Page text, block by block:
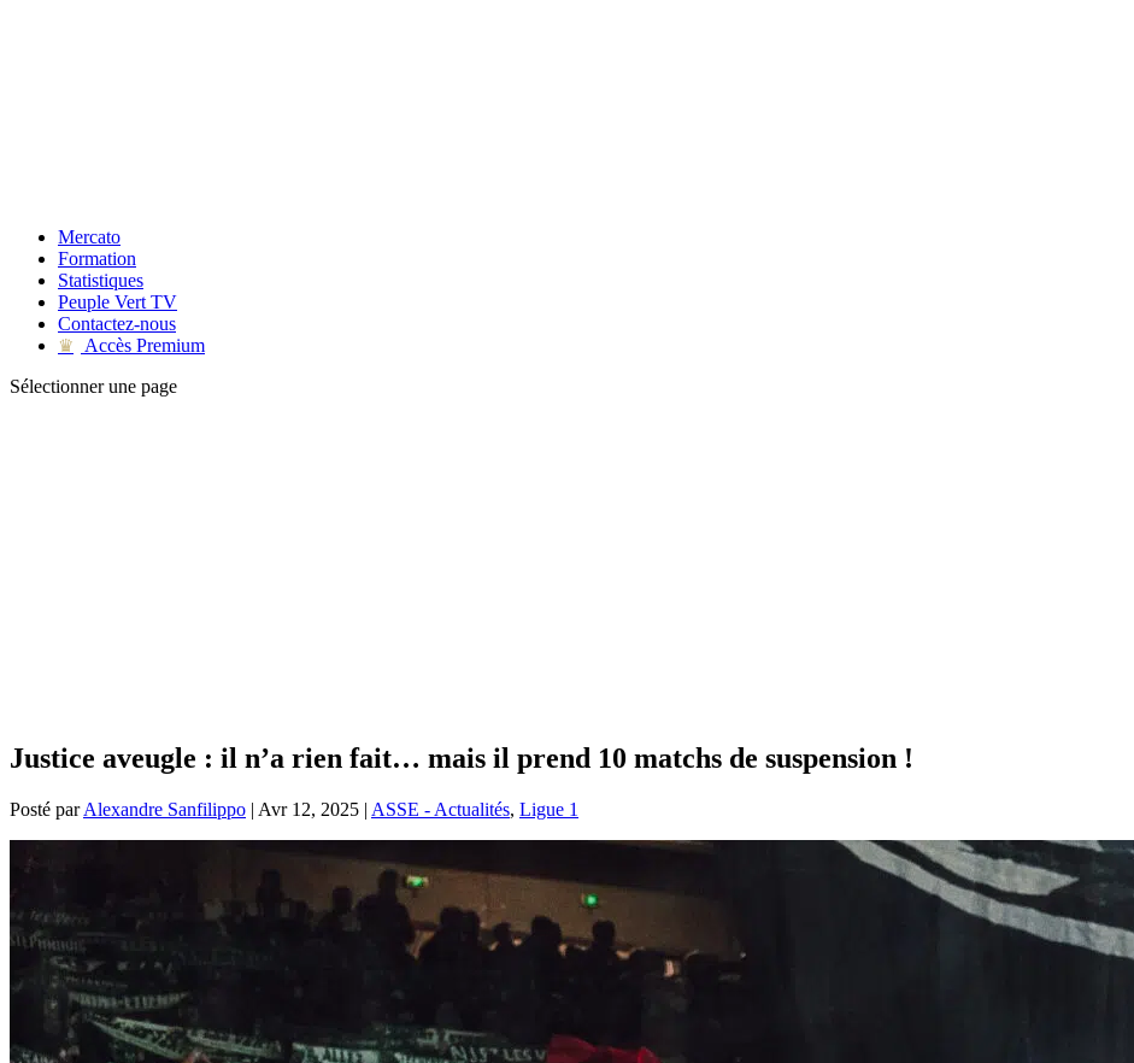
Mercato
Formation
Statistiques
Peuple Vert TV
Contactez-nous
♛
Accès Premium
Sélectionner une page
Justice aveugle : il n’a rien fait… mais il prend 10 matchs de suspension !
Posté parAlexandre Sanfilippo | Avr 12, 2025 | ASSE - Actualités, Ligue 1